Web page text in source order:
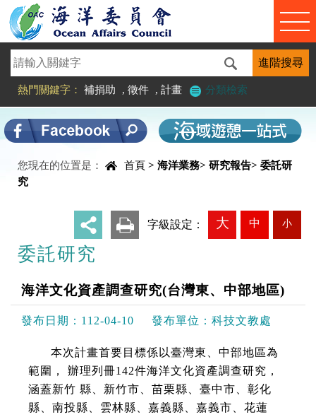
進入內容區塊
熱門關鍵字： 補捐助 , 徵件 , 計畫 分類檢索
您現在的位置是： 首頁 > 海洋業務> 研究報告> 委託研
究
字級設定： 大 中 小
委託研究
中央內容區塊
海洋文化資產調查研究(台灣東、中部地區)
發布日期： 112-04-10 發布單位： 科技文教處
本次計畫首要目標係以臺灣東、中部地區為
範圍， 辦理列冊142件海洋文化資產調查研究，
涵蓋新竹 縣、新竹市、苗栗縣、臺中市、彰化
縣、南投縣、雲林縣、嘉義縣、嘉義市、花蓮